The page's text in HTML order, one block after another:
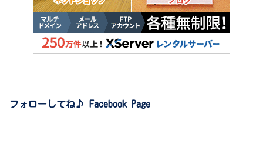
フォローしてね♪ Facebook Page